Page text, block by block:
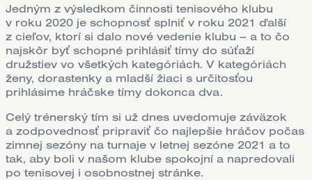
Jedným z výsledkom činnosti tenisového klubu
v roku 2020 je schopnosť splniť v roku 2021 ďalší
z cieľov, ktorí si dalo nové vedenie klubu – a to čo
najskôr byť schopné prihlásiť tímy do súťaží
družstiev vo všetkých kategóriách. V kategóriách
ženy, dorastenky a mladší žiaci s určitosťou
prihlásime hráčske tímy dokonca dva.
Celý trénerský tím si už dnes uvedomuje záväzok
a zodpovednosť pripraviť čo najlepšie hráčov počas
zimnej sezóny na turnaje v letnej sezóne 2021 a to
tak, aby boli v našom klube spokojní a napredovali
po tenisovej i osobnostnej stránke.